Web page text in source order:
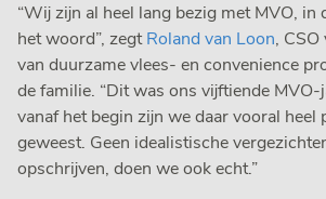
“Wij zijn al heel lang bezig met MVO, in
het woord”, zegtRoland van Loon,
van duurzame vlees- en convenience
de familie. “Dit was ons vijftiende MVO-
vanaf het begin zijn we daar vooral heel
geweest. Geen idealistische
opschrijven, doen we ook echt.”